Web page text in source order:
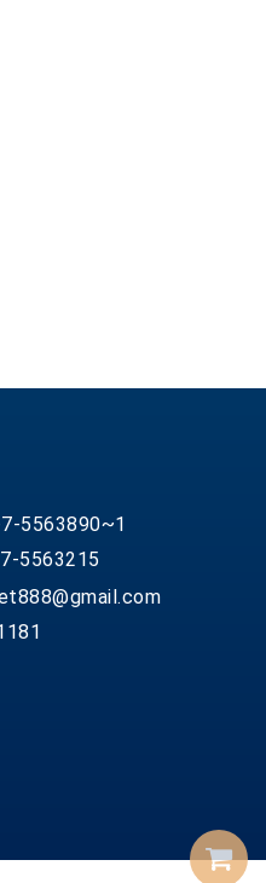
5563890~1
5563215